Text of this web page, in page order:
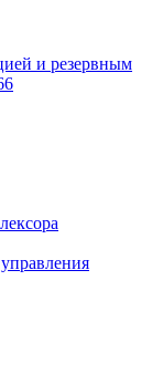
и резервным